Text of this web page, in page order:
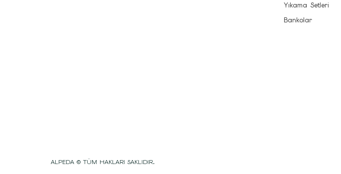
Yıkama Setleri
Bankolar
ALPEDA © TÜM HAKLARI SAKLIDIR.